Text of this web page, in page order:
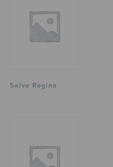
Salve Regina